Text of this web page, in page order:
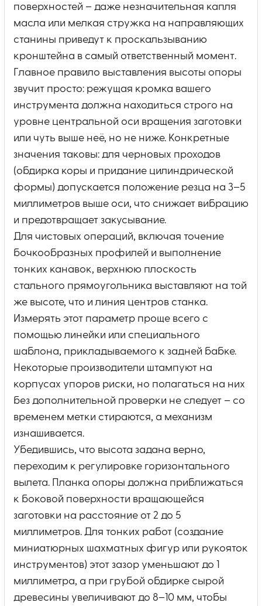
поверхностей – даже незначительная капля
масла или мелкая стружка на направляющих
станины приведут к проскальзыванию
кронштейна в самый ответственный момент.
Главное правило выставления высоты опоры
звучит просто: режущая кромка вашего
инструмента должна находиться строго на
уровне центральной оси вращения заготовки
или чуть выше неё, но не ниже. Конкретные
значения таковы: для черновых проходов
(обдирка коры и придание цилиндрической
формы) допускается положение резца на 3–5
миллиметров выше оси, что снижает вибрацию
и предотвращает закусывание.
Для чистовых операций, включая точение
бочкообразных профилей и выполнение
тонких канавок, верхнюю плоскость
стального прямоугольника выставляют на той
же высоте, что и линия центров станка.
Измерять этот параметр проще всего с
помощью линейки или специального
шаблона, прикладываемого к задней бабке.
Некоторые производители штампуют на
корпусах упоров риски, но полагаться на них
без дополнительной проверки не следует – со
временем метки стираются, а механизм
изнашивается.
Убедившись, что высота задана верно,
переходим к регулировке горизонтального
вылета. Планка опоры должна приближаться
к боковой поверхности вращающейся
заготовки на расстояние от 2 до 5
миллиметров. Для тонких работ (создание
миниатюрных шахматных фигур или рукояток
инструментов) этот зазор уменьшают до 1
миллиметра, а при грубой обдирке сырой
древесины увеличивают до 8–10 мм, чтобы